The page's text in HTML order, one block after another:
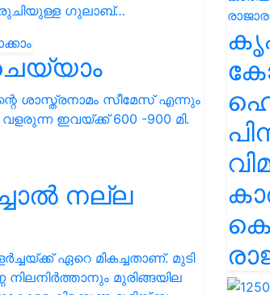
രുചിയുള്ള ഗുലാബ്…
ശാസ്ത്രനാമം സീമേസ് എന്നും
ഇവയ്ക്ക് 600 -900 മി.
നല്ല
ഏറെ മികച്ചതാണ്. മുടി
മുരിങ്ങയില